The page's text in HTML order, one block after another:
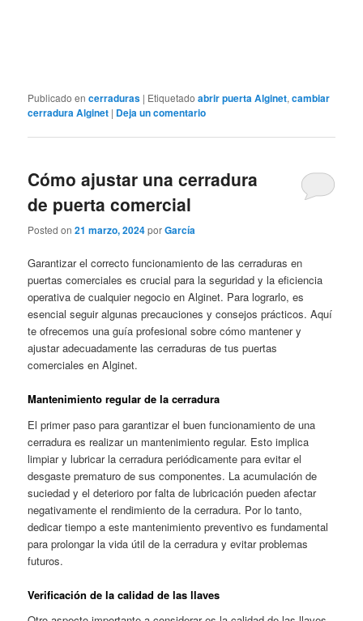
Publicado en cerraduras | Etiquetado abrir puerta Alginet,cambiar
cerradura Alginet | Deja un comentario
Cómo ajustar una cerradura
de puerta comercial
Posted on21 marzo, 2024porGarcía
Garantizar el correcto funcionamiento de las cerraduras en
puertas comerciales es crucial para la seguridad y la eficiencia
operativa de cualquier negocio en Alginet. Para lograrlo, es
esencial seguir algunas precauciones y consejos prácticos. Aquí
te ofrecemos una guía profesional sobre cómo mantener y
ajustar adecuadamente las cerraduras de tus puertas
comerciales en Alginet.
Mantenimiento regular de la cerradura
El primer paso para garantizar el buen funcionamiento de una
cerradura es realizar un mantenimiento regular. Esto implica
limpiar y lubricar la cerradura periódicamente para evitar el
desgaste prematuro de sus componentes. La acumulación de
suciedad y el deterioro por falta de lubricación pueden afectar
negativamente el rendimiento de la cerradura. Por lo tanto,
dedicar tiempo a este mantenimiento preventivo es fundamental
para prolongar la vida útil de la cerradura y evitar problemas
futuros.
Verificación de la calidad de las llaves